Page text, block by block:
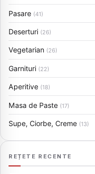
Pasare (41)
Deserturi (26)
Vegetarian (26)
Garnituri (22)
Aperitive (18)
Masa de Paste (17)
Supe, Ciorbe, Creme (13)
REȚETE RECENTE